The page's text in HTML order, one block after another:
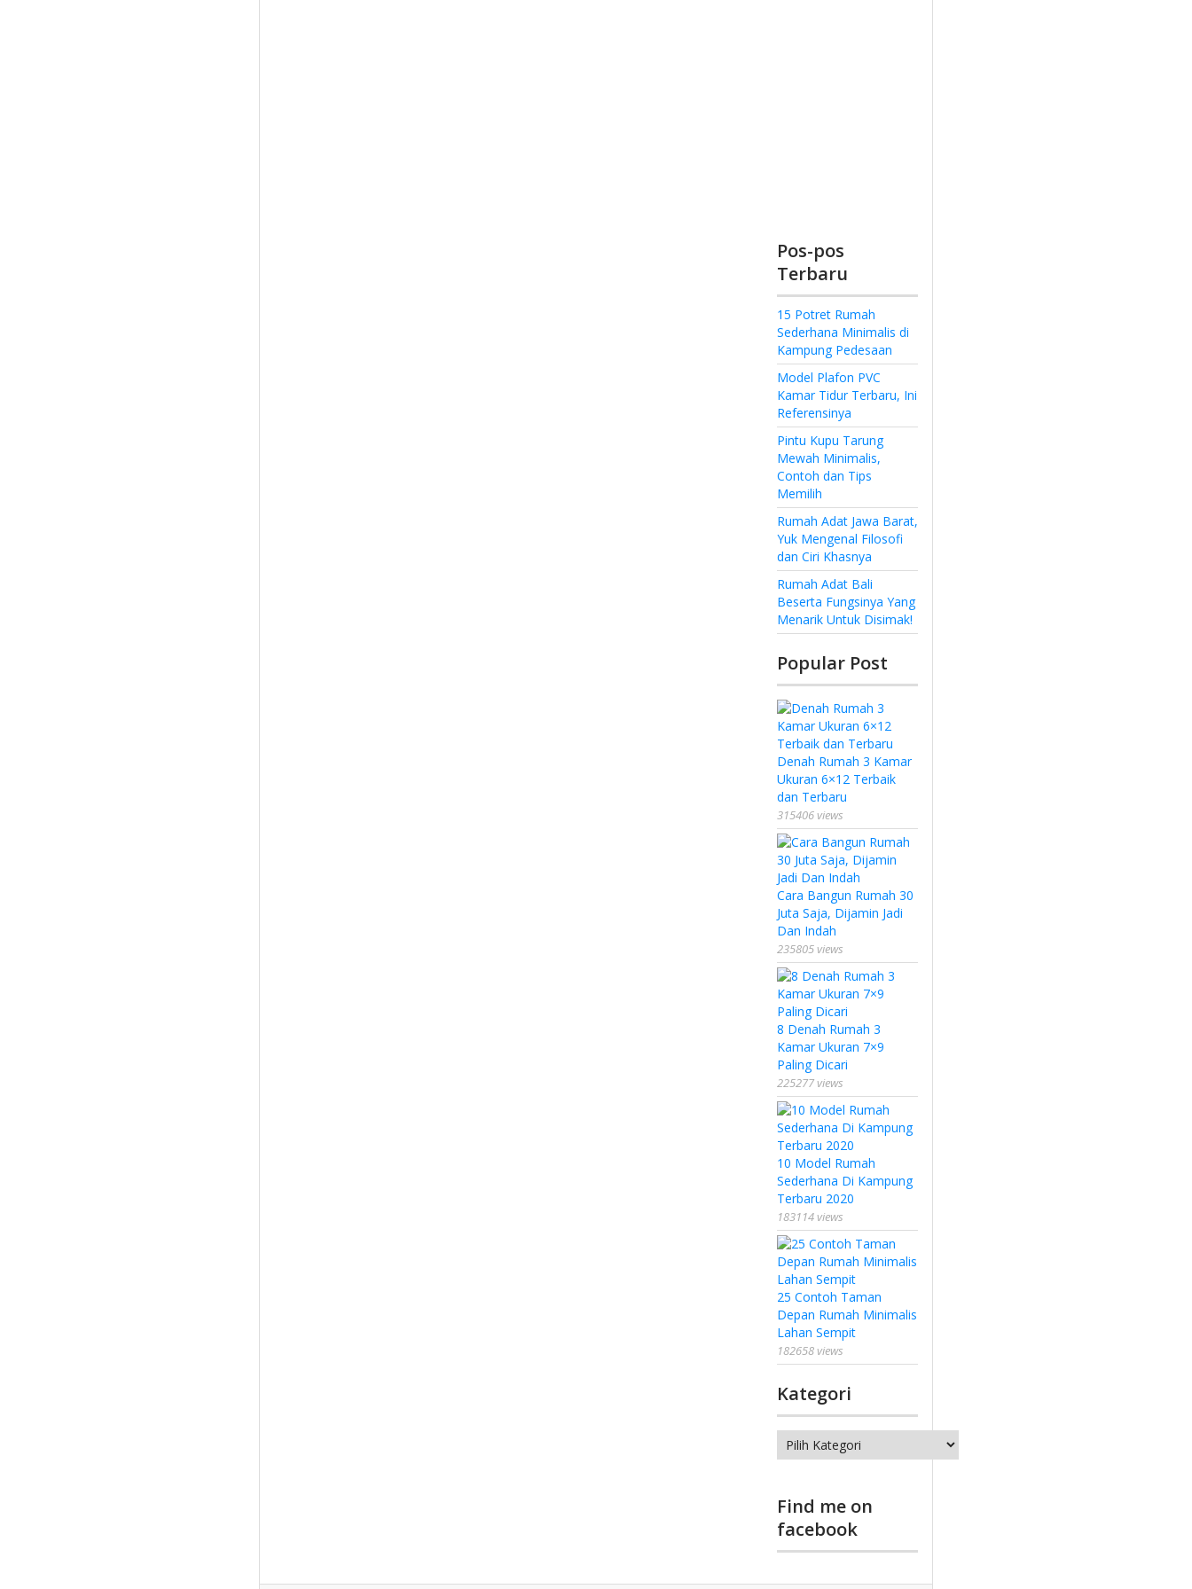
Pos-pos
Terbaru
15 Potret Rumah
Sederhana Minimalis di
Kampung Pedesaan
Model Plafon PVC
Kamar Tidur Terbaru, Ini
Referensinya
Pintu Kupu Tarung
Mewah Minimalis,
Contoh dan Tips
Memilih
Rumah Adat Jawa Barat,
Yuk Mengenal Filosofi
dan Ciri Khasnya
Rumah Adat Bali
Beserta Fungsinya Yang
Menarik Untuk Disimak!
Popular Post
Denah Rumah 3 Kamar
Ukuran 6×12 Terbaik
dan Terbaru
315406 views
Cara Bangun Rumah 30
Juta Saja, Dijamin Jadi
Dan Indah
235805 views
8 Denah Rumah 3
Kamar Ukuran 7×9
Paling Dicari
225277 views
10 Model Rumah
Sederhana Di Kampung
Terbaru 2020
183114 views
25 Contoh Taman
Depan Rumah Minimalis
Lahan Sempit
182658 views
Kategori
Kategori
Find me on
facebook